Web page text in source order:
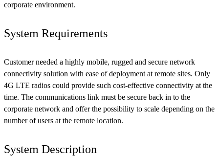
corporate environment.
System Requirements
Customer needed a highly mobile, rugged and secure network
connectivity solution with ease of deployment at remote sites. Only
4G LTE radios could provide such cost-effective connectivity at the
time. The communications link must be secure back in to the
corporate network and offer the possibility to scale depending on the
number of users at the remote location.
System Description